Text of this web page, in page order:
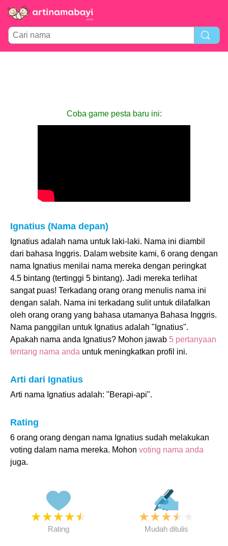
Coba game pesta baru ini:
Ignatius (Nama depan)
Ignatius adalah nama untuk laki-laki. Nama ini diambil
dari bahasa Inggris. Dalam website kami, 6 orang dengan
nama Ignatius menilai nama mereka dengan peringkat
4.5 bintang (tertinggi 5 bintang). Jadi mereka terlihat
sangat puas! Terkadang orang orang menulis nama ini
dengan salah. Nama ini terkadang sulit untuk dilafalkan
oleh orang orang yang bahasa utamanya Bahasa Inggris.
Nama panggilan untuk Ignatius adalah "Ignatius".
Apakah nama anda Ignatius? Mohon jawab 5 pertanyaan
tentang nama anda untuk meningkatkan profil ini.
Arti dari Ignatius
Arti nama Ignatius adalah: "Berapi-api".
Rating
6 orang orang dengan nama Ignatius sudah melakukan
voting dalam nama mereka. Mohon voting nama anda
juga.
★★★★★
Rating
★★★★
Mudah ditulis